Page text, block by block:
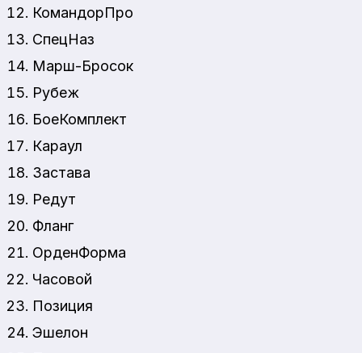
КомандорПро
СпецНаз
Марш-Бросок
Рубеж
БоеКомплект
Караул
Застава
Редут
Фланг
ОрденФорма
Часовой
Позиция
Эшелон